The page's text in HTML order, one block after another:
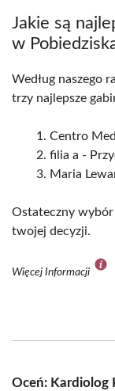
Jakie są
w
Według naszego
trzy najlepsze
Centro
filia a -
Maria
Ostateczny wybór
twojej decyzji.
Więcej Informacji
Oceń: Kardiolog